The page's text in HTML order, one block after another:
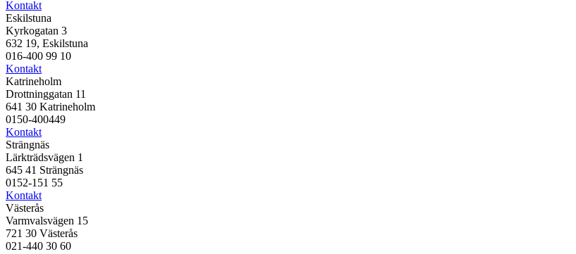
Kontakt
Eskilstuna
Kyrkogatan 3
632 19, Eskilstuna
016-400 99 10
Kontakt
Katrineholm
Drottninggatan 11
641 30 Katrineholm
0150-400449
Kontakt
Strängnäs
Lärkträdsvägen 1
645 41 Strängnäs
0152-151 55
Kontakt
Västerås
Varmvalsvägen 15
721 30 Västerås
021-440 30 60